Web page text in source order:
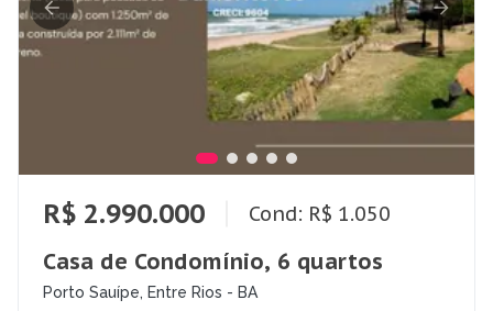
R$ 2.990.000 Cond: R$ 1.050
Casa de Condomínio, 6 quartos
Porto Sauípe, Entre Rios - BA